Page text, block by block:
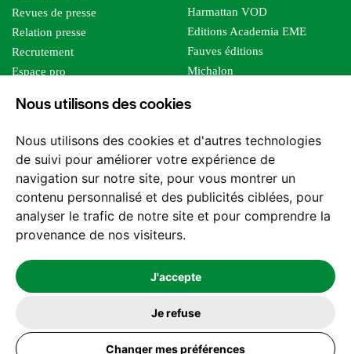
Nous utilisons des cookies
Nous utilisons des cookies et d'autres technologies
de suivi pour améliorer votre expérience de
navigation sur notre site, pour vous montrer un
contenu personnalisé et des publicités ciblées, pour
analyser le trafic de notre site et pour comprendre la
provenance de nos visiteurs.
J'accepte
Je refuse
Changer mes préférences
Revues de presse
Relation presse
Recrutement
Espace pro
Foreign rights
Harmattan VOD
Editions Academia EME
Fauves éditions
Michalon
Editions Sutton
Les impliqués
Tous les éditeurs
Nos structures
Nous contacter
2026 -© Les Editions l'Harmattan. Tous droits réservés - Site réalisé par